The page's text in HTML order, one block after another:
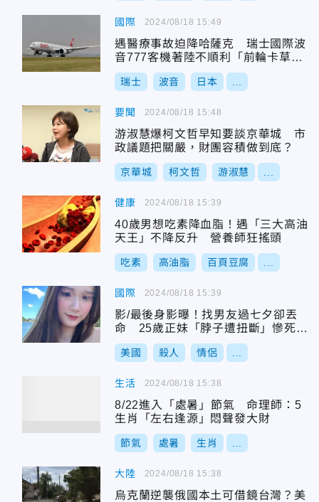
國際
遇醫療事故迫降哈薩克 瑞士國際波
音777客機著陸不順利「前輪卡草
叢」
瑞士 波音 日本
2024/08/18 15:49
要聞
游淑慧爆柯文哲早知要談京華城 市
政議題把關嚴，財團容積做到底？
京華城 柯文哲 游淑慧
2024/08/18 15:48
健康
40歲男想吃素降血脂！遇「三大高油
天王」不降反升 營養師狂搖頭
吃素 高油脂 百頁豆腐
2024/08/18 15:39
國際
影/最後身影曝！找男友過七夕卻丟
命 25歲正妹「脖子遭扭斷」慘死浴
室
美國 殺人 情侶
2024/08/18 15:39
生活
8/22進入「處暑」節氣 命理師：5
生肖「左右逢源」悶聲發大財
節氣 處暑 生肖
2024/08/18 15:38
大陸
烏克蘭逆襲俄國本土可借鏡台灣？美
2024/08/18 15:38